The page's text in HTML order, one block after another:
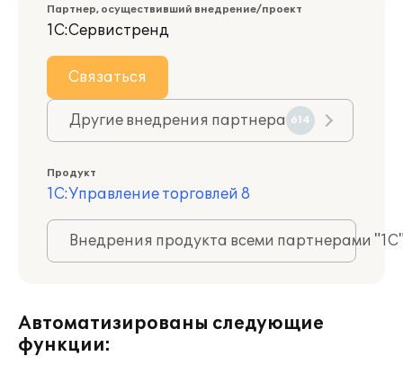
Партнер, осуществивший внедрение/проект
1С:Сервистренд
Связаться
Другие внедрения партнера 614
Продукт
1С:Управление торговлей 8
Внедрения продукта всеми партнерами
Автоматизированы следующие
функции: